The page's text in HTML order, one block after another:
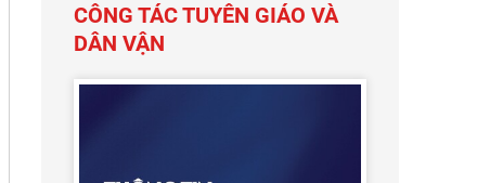
CÔNG TÁC TUYÊN GIÁO VÀ
DÂN VẬN